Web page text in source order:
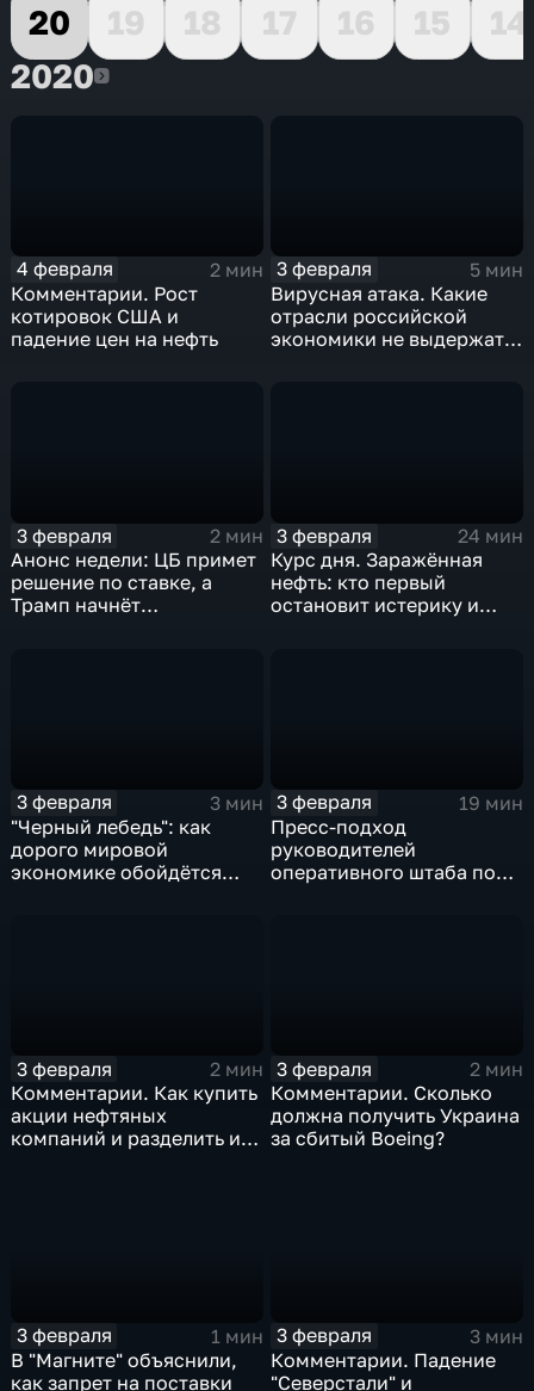
20
19 18 17 16 15
14
20202020
4 февраля
2 мин
Комментарии. Рост
котировок США и
падение цен на нефть
3 февраля
5 мин
Вирусная атака. Какие
отрасли российской
экономики не выдержат
3 февраля
2 мин
Анонс недели: ЦБ примет
решение по ставке, а
Трамп начнёт
3 февраля
24 мин
Курс дня. Заражённая
нефть: кто первый
остановит истерику и
3 февраля
3 мин
"Черный лебедь": как
дорого мировой
экономике обойдётся
3 февраля
19 мин
Пресс-подход
руководителей
оперативного штаба по
3 февраля
2 мин
Комментарии. Как купить
акции нефтяных
компаний и разделить их
3 февраля
2 мин
Комментарии. Сколько
должна получить Украина
за сбитый Boeing?
3 февраля
1 мин
В "Магните" объяснили,
как запрет на поставки
3 февраля
3 мин
Комментарии. Падение
"Северстали" и